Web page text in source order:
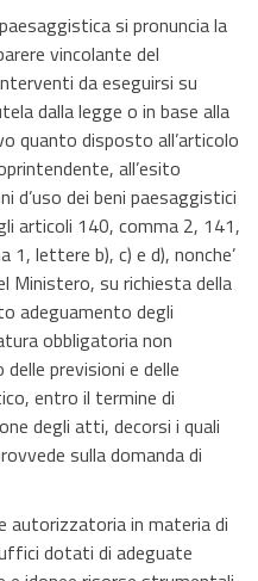
si pronuncia la
vincolante del
da eseguirsi su
dalla legge o in base alla
quanto disposto all’articolo
all’esito
d’uso dei beni paesaggistici
articoli 140, comma 2, 141,
lettere b), c) e d), nonche’
Ministero, su richiesta della
adeguamento degli
obbligatoria non
previsioni e delle
entro il termine di
degli atti, decorsi i quali
sulla domanda di
autorizzatoria in materia di
dotati di adeguate